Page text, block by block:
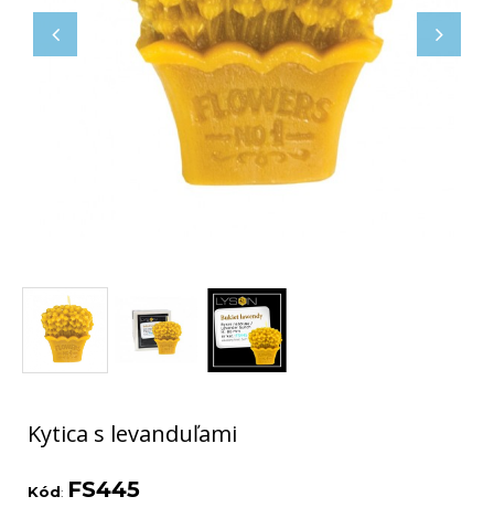
Kytica s levanduľami
Kód: FS445